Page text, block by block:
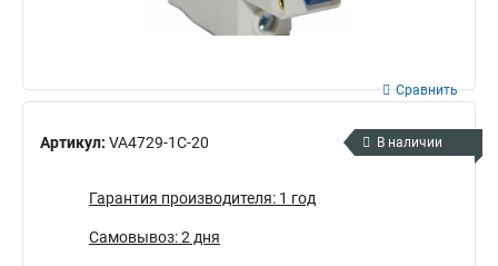
Артикул: VA4729-1C-20
Сравнить
В наличии
Гарантия производителя: 1 год
Самовывоз: 2 дня